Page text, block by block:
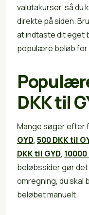
valutakurser, så du
direkte på siden.
at indtaste dit eget
populære beløb for
DKK til
Mange søger efter
GYD, 500 DKK til
DKK til GYD, 10000
beløbssider gør
omregning, du skal
beløbet manuelt.